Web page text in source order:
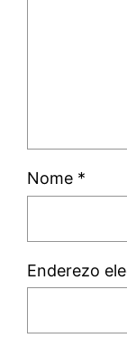
Nome *
Enderezo